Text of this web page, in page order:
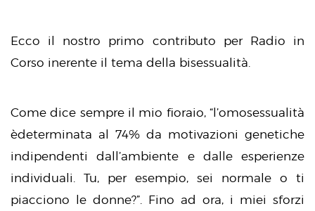
Ecco il nostro primo contributo per Radio in
Corso inerente il tema della bisessualità.
Come dice sempre il mio fioraio, “l’omosessualità
èdeterminata al 74% da motivazioni genetiche
indipendenti dall’ambiente e dalle esperienze
individuali. Tu, per esempio, sei normale o ti
piacciono le donne?”. Fino ad ora, i miei sforzi